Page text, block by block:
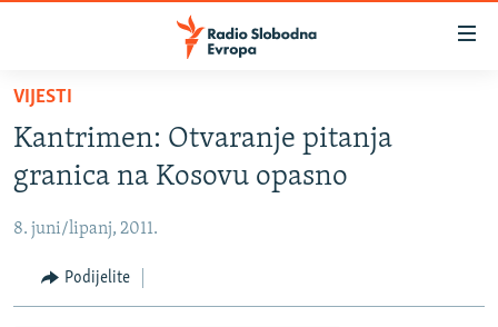
Pređite
glavni
sadržaj
Pređite
na
navigaciju
Pređite
SRBIJA
KOSOVO
CRNA GORA
VIJESTI
Kantrimen: Otvaranje pitanja
granica na Kosovu opasno
8. juni/lipanj, 2011.
Podijelite